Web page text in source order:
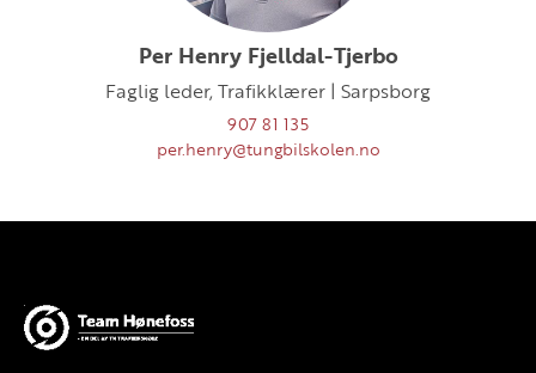
Per Henry Fjelldal-Tjerbo
Faglig leder, Trafikklærer | Sarpsborg
907 81 135
per.henry@tungbilskolen.no